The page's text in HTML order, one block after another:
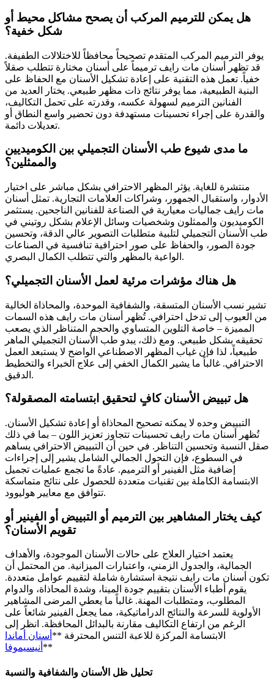
هل يمكن للترميم المركب أن يصحح مشاكل محيط أو
شكل خفية؟
يوفر الترميم المركب المتقدم تصحيحاً محافظاً للاختلالات الطفيفة.
قد تظهر أسنان مات رايف ترميماً على أسنان مختارة تتطلب صقلاً
خفياً. تعمل هذه التقنية على إعادة تشكيل الأسنان مع الحفاظ على
البنية الطبيعية، مما يوفر نتائج ذات مظهر طبيعي. يختار العديد من
الفنانين الترميم لسهولة عكسه، وقدرته على تحمل التكاليف،
والقدرة على إجراء تحسينات مستهدفة دون تحضير واسع النطاق أو
تعديلات دائمة.
ما مدى شيوع طب الأسنان التجميلي بين الكوميديين
والممثلين؟
منتشرة للغاية. يؤثر المظهر الاحترافي بشكل مباشر على اختيار
الأدوار، واستقبال الجمهور، وشراكات العلامات التجارية. تمثل أسنان
مات رايف جماليات معيارية في الصناعة للفنانين الناجحين. يستثمر
الكوميديون والممثلون وشخصيات وسائل الإعلام بشكل روتيني في
طب الأسنان التجميلي لتلبية متطلبات التصوير عالي الدقة، وتحسين
جودة الصور، والحفاظ على صور احترافية تنافسية في الصناعات
الواعية بالمظهر والتي تتطلب الكمال البصري.
هل هناك مؤشرات مرئية لعمل الأسنان التجميلي؟
تشير نسب الأسنان المتسقة، والشفافية الموحدة، والمحاذاة الخالية
من العيوب إلى تدخل احترافي. تُظهر أسنان مات رايف هذه السمات
المميزة – خاصة التلوين المتساوي والحجم المتناظر الذي يصعب
تحقيقه بشكل طبيعي. ومع ذلك، يبدو طب الأسنان التجميلي الماهر
طبيعياً، لذا فإن غياب المظهر الاصطناعي الواضح لا يستبعد العمل
الاحترافي. غالباً ما يشير الكمال الخفي إلى علاج الخبراء والتخطيط
الدقيق.
هل تبييض الأسنان كافٍ لتحقيق ابتسامته المصقولة؟
التبييض وحده لا يمكنه تصحيح المحاذاة أو إعادة تشكيل الأسنان.
تُظهر أسنان مات رايف تحسينات تتجاوز تعزيز اللون – بما في ذلك
صقل النسبة وتحسين التناظر. في حين أن التبييض الاحترافي يساهم
في السطوع، فإن التحول الجمالي الشامل يشير إلى إجراءات
إضافية مثل الفينير أو الترميم. عادةً ما تجمع عمليات تجميل
الابتسامة الكاملة بين تقنيات متعددة للحصول على نتائج متماسكة
تتوافق مع معايير هوليوود.
كيف يختار المشاهير بين الترميم أو التبييض أو الفينير أو
تقويم الأسنان؟
يعتمد اختيار العلاج على حالات الأسنان الموجودة، والأهداف
الجمالية، والجدول الزمني، واعتبارات الميزانية. من المحتمل أن
تكون أسنان مات رايف نتيجة استشارة شاملة لتقييم عوامل متعددة.
يقوم أطباء الأسنان بتقييم جودة المينا، وشدة المحاذاة، والدوام
المطلوب، ومتطلبات المهنة. غالباً ما يعطي المرضى المشاهير
الأولوية للسرعة والنتائج الدراماتيكية، مما يجعل الفينير شائعاً على
الرغم من ارتفاع التكاليف مقارنة بالبدائل المحافظة. انظر إلى
الابتسامة المركزة للاعبة التنس المحترفة ** أسنان أماندا
أنيسيموفا **
تحليل ظل الأسنان والشفافية والنسبة